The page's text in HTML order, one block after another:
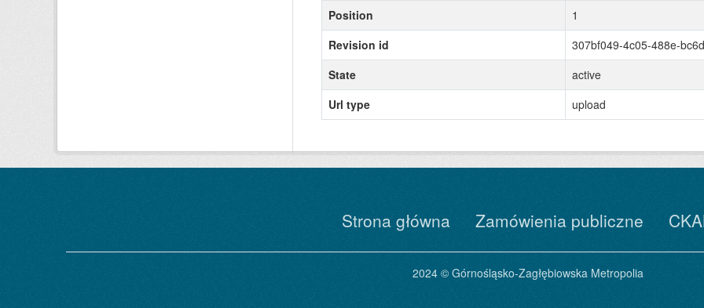
Position
1
Revision id
307bf049-4c05-488e-
State
active
Url type
upload
Strona główna Zamówienia publiczne
2024 © Górnośląsko-Zagłębiowska Metropolia